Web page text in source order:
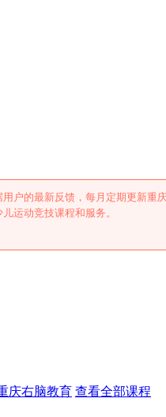
户的最新反馈，每月定期更新重
运动竞技课程和服务。
庆右脑教育 查看全部课程